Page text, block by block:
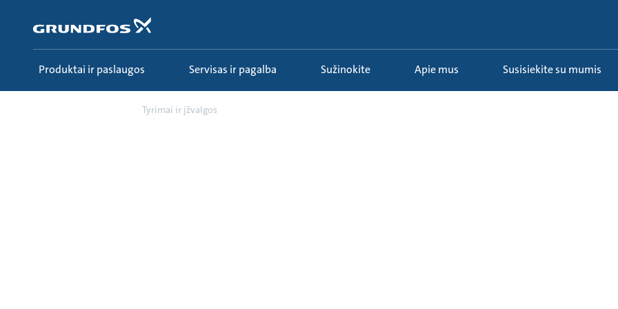
pagrindinio
Produktai ir paslaugos Servisas ir pagalba Sužinokite Apie mus Susisiekite su mumis
Tyrimai ir įžvalgos